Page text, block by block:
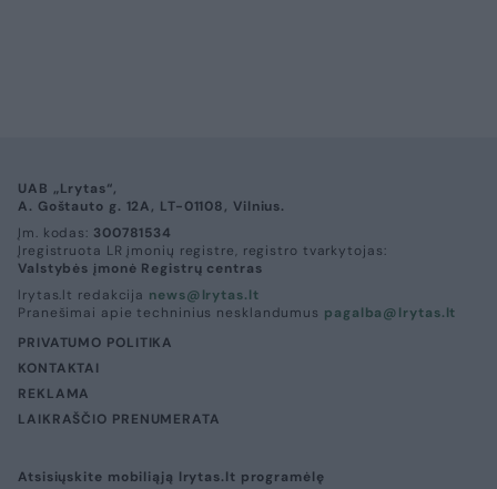
Lrytas Premium nariams
Neapsikentusi nuolatinės kritikos sostinės
savivaldybė prieš porą metų iš privačių